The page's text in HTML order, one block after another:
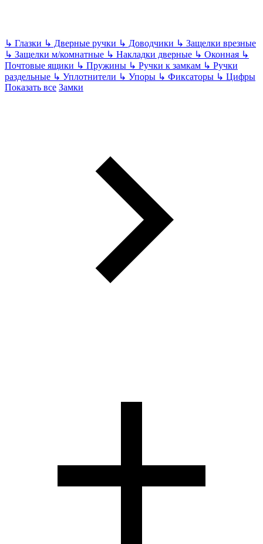
↳ Глазки ↳ Дверные ручки ↳ Доводчики ↳ Защелки врезные
↳ Защелки м/комнатные ↳ Накладки дверные ↳ Оконная ↳
Почтовые ящики ↳ Пружины ↳ Ручки к замкам ↳ Ручки
раздельные ↳ Уплотнители ↳ Упоры ↳ Фиксаторы ↳ Цифры
Показать все Замки